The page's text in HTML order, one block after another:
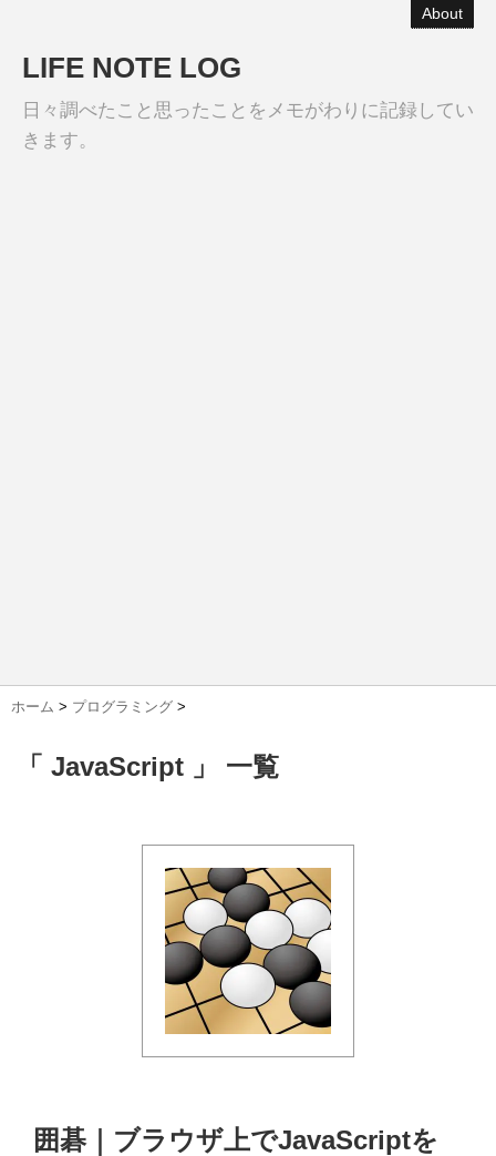
About
LIFE NOTE LOG
日々調べたこと思ったことをメモがわりに記録してい
きます。
ホーム > プログラミング >
「 JavaScript 」 一覧
囲碁｜ブラウザ上でJavaScriptを